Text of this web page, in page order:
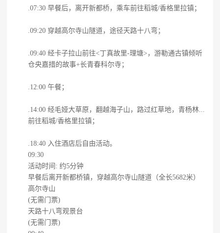
.07:30 早餐后，离开新都桥，乘车前往稻城/香格里拉镇；
.09:20 穿越高尔寺山隧道，途径天路十八弯；
.09:40 经卡子拉山前往<丁真故里-理塘>，游勒通古镇倾听
仓央嘉措的故事+长青春科尔寺；
.12:00 午餐；
.14:00 经毛娅大草原，翻越海子山，路过红草地，青杨林...
前往稻城/香格里拉镇；
.18:40 入住酒店后自由活动。
09:30
活动时间: 约5分钟
早餐后离开新都桥镇，穿越高尔寺山隧道（全长5682米）
高尔寺山
(无需门票)
天路十八弯观景台
(无需门票)